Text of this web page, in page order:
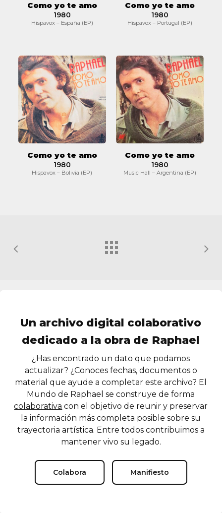
Como yo te amo
1980
Hispavox – España (EP)
Como yo te amo
1980
Hispavox – Portugal (EP)
Como
yo
te
amo
Como yo te amo
1980
Hispavox – Bolivia (EP)
Como
yo
te
amo
Como yo te amo
1980
Music Hall – Argentina (EP)
Un archivo digital colaborativo
dedicado a la obra de Raphael
¿Has encontrado un dato que podamos
actualizar? ¿Conoces fechas, documentos o
material que ayude a completar este archivo? El
Mundo de Raphael se construye de forma
colaborativa con el objetivo de reunir y preservar
la información más completa posible sobre su
trayectoria artística. Entre todos contribuimos a
mantener vivo su legado.
Colabora Manifiesto